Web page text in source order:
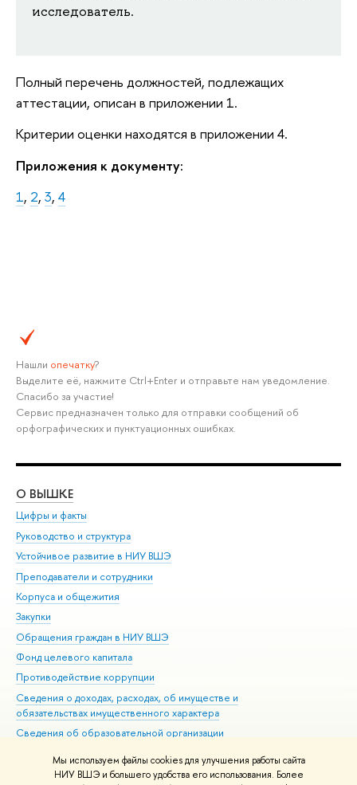
Мы используем файлы cookies для улучшения работы сайта
НИУ ВШЭ и большего удобства его использования. Более
исследователь.
Полный перечень должностей, подлежащих
аттестации, описан в приложении 1.
Критерии оценки находятся в приложении 4.
Приложения к документу:
1, 2, 3, 4
Нашли опечатку?
Выделите её, нажмите Ctrl+Enter и отправьте нам уведомление.
Спасибо за участие!
Сервис предназначен только для отправки сообщений об
орфографических и пунктуационных ошибках.
О ВЫШКЕ
Цифры и факты
Руководство и структура
Устойчивое развитие в НИУ ВШЭ
Преподаватели и сотрудники
Корпуса и общежития
Закупки
Обращения граждан в НИУ ВШЭ
Фонд целевого капитала
Противодействие коррупции
Сведения о доходах, расходах, об имуществе и
обязательствах имущественного характера
Сведения об образовательной организации
Людям с ограниченными возможностями здоровья
Единая платежная страница